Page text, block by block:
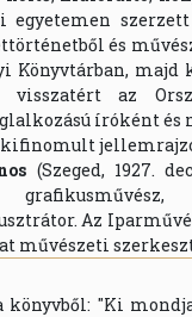
egyetemen
és
Könyvtárban, majd
visszatért az
íróként
(Szeged, 1927.
grafikusművész,
Az
művészeti
könyvből: "Ki